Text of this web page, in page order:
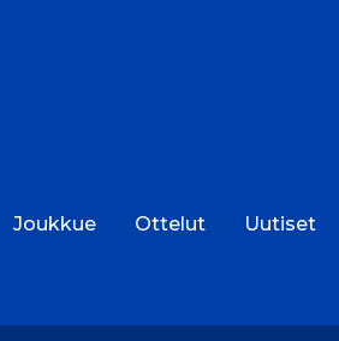
Joukkue Ottelut Uutiset